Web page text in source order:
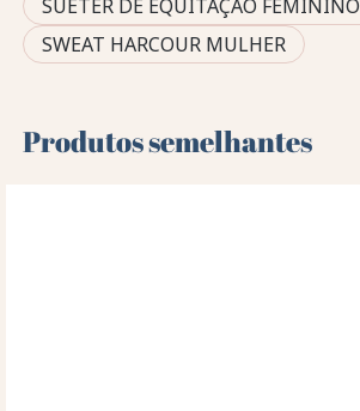
SUÉTER DE EQUITAÇÃO FEMININO
SWEAT HARCOUR MULHER
Produtos semelhantes